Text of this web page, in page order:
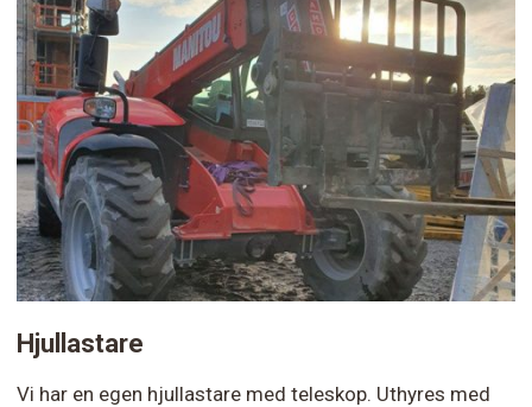
Hjullastare
Vi har en egen hjullastare med teleskop. Uthyres med